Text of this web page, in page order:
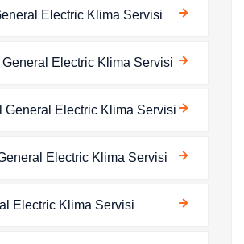
Electric Klima Servisi
General Electric Klima Servisi
General Electric Klima Servisi
Electric Klima Servisi
Electric Klima Servisi